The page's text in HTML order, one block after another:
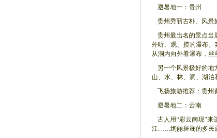
避暑地一：贵州
贵州秀丽古朴、风景
贵州最出名的景点当
外听、观、摸的瀑布
从洞内向外看瀑布，
另一个风景极好的地
山、水、林、洞、湖
飞扬旅游推荐：贵州
避暑地二：云南
古人用“彩云南现”来
江……绚丽斑斓的多民